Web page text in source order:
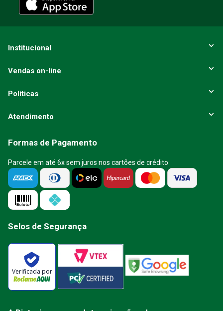
ENVIAR AVALIAÇÃO
Institucional
Vendas on-line
Políticas
Atendimento
Formas de Pagamento
Parcele em até 6x sem juros nos cartões de crédito
Selos de Segurança
Verificada por